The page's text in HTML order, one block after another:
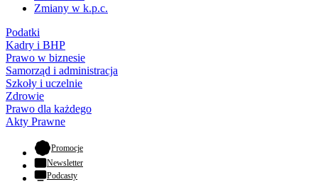
Zmiany w k.p.c.
Podatki
Kadry i BHP
Prawo w biznesie
Samorząd i administracja
Szkoły i uczelnie
Zdrowie
Prawo dla każdego
Akty Prawne
Promocje- otwiera się w nowej karcie
Newsletter
Podcasty